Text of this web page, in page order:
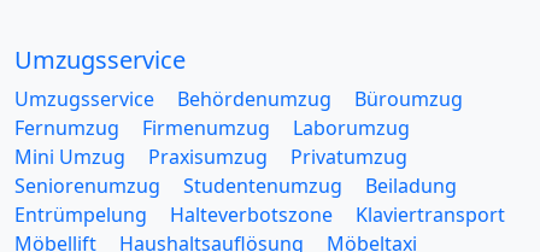
Umzugsservice
Umzugsservice Behördenumzug
Büroumzug
Fernumzug
Firmenumzug
Laborumzug
Mini Umzug
Praxisumzug
Privatumzug
Seniorenumzug
Studentenumzug
Beiladung
Entrümpelung
Halteverbotszone
Klaviertransport
Möbellift
Haushaltsauflösung
Möbeltaxi